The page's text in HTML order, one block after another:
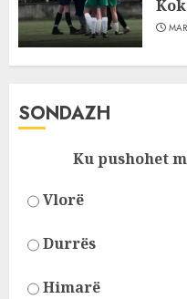
SONDAZH
Ku pushohet
Vlorë
Durrës
Himarë